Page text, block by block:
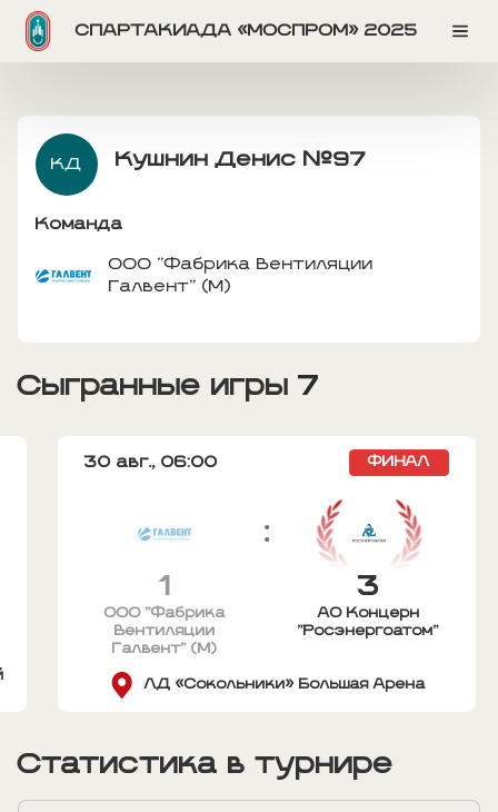
СПАРТАКИАДА «МОСПРОМ» 2025
КД Кушнин Денис №97
Команда
ООО "Фабрика Вентиляции
Галвент" (М)
Сыгранные игры 7
30 авг., 06:00 ФИНАЛ
1
ООО "Фабрика
Вентиляции
Галвент" (М)
:
3
АО Концерн
"Росэнергоатом"
ЛД «Сокольники» Большая Арена
Статистика в турнире